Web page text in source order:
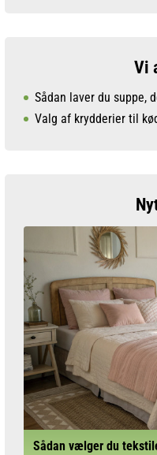
Vi
Sådan laver du suppe,
Valg af krydderier til
Sådan vælger du